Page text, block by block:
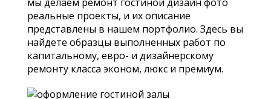
реальные проекты, и их описание
представлены в нашем портфолио. Здесь вы
найдете образцы выполненных работ по
капитальному, евро- и дизайнерскому
ремонту класса эконом, люкс и премиум.